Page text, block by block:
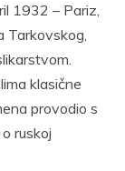
1932 – Pariz,
Tarkovskog,
klasične
provodio s
ruskoj